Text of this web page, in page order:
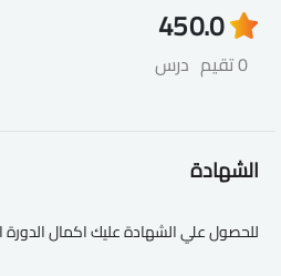
0.0
0 تقيم
45
درس
الشهادة
للحصول علي الشهادة عليك اكمال الدورة